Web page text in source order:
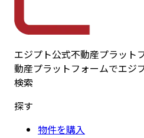
エジプト公式不動産プラット
動産プラットフォームでエジ
検索
探す
物件を購入